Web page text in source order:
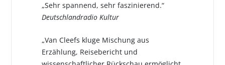
„Sehr spannend, sehr faszinierend.“
Deutschlandradio Kultur
„Van Cleefs kluge Mischung aus
Erzählung, Reisebericht und